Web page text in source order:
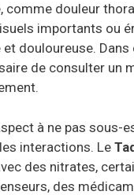
comme douleur
importants ou
douloureuse. Dans
de consulter un
à ne pas sous-
interactions. Le
des nitrates,
des